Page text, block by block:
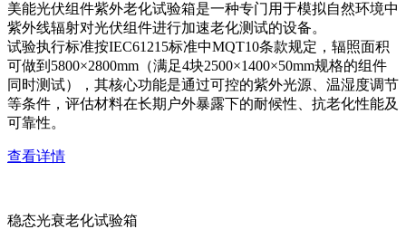
美能光伏组件紫外老化试验箱是一种专门用于模拟自然环境中
紫外线辐射对光伏组件进行加速老化测试的设备。
试验执行标准按IEC61215标准中MQT10条款规定，辐照面积
可做到5800×2800mm（满足4块2500×1400×50mm规格的组件
同时测试），其核心功能是通过可控的紫外光源、温湿度调节
等条件，评估材料在长期户外暴露下的耐候性、抗老化性能及
可靠性。
查看详情
稳态光衰老化试验箱